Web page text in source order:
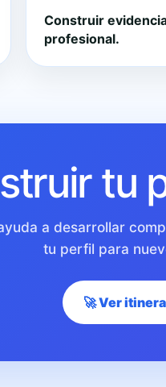
Construir
profesional.
tu
a desarrollar
tu perfil para
🚀 Ver